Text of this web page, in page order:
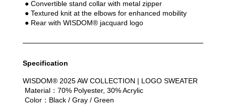
● Convertible stand collar with metal zipper
● Textured knit at the elbows for enhanced mobility
● Rear with WISDOM® jacquard logo
Specification
WISDOM® 2025 AW COLLECTION | LOGO SWEATER
Material：70% Polyester, 30% Acrylic
Color：Black / Gray / Green